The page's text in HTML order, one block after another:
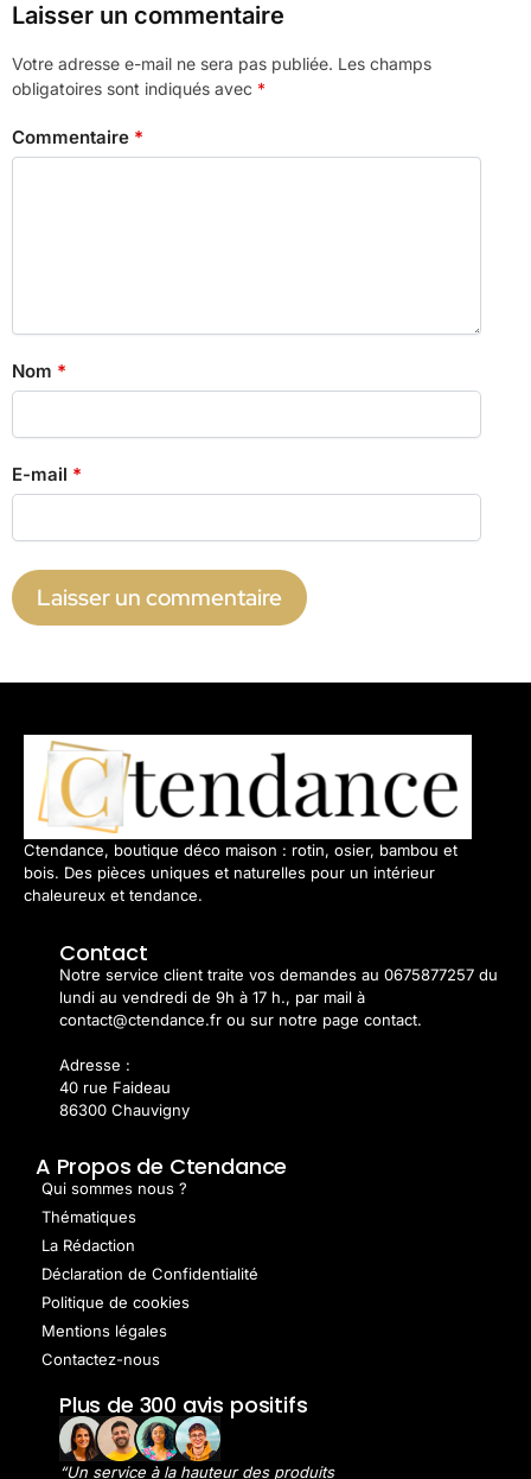
Laisser un commentaire
Votre adresse e-mail ne sera pas publiée. Les champs
obligatoires sont indiqués avec *
Commentaire *
Nom *
E-mail *
Ctendance, boutique déco maison : rotin, osier, bambou et
bois. Des pièces uniques et naturelles pour un intérieur
chaleureux et tendance.
Contact
Notre service client traite vos demandes au 0675877257 du
lundi au vendredi de 9h à 17 h., par mail à
contact@ctendance.fr ou sur notre page contact.
Adresse :
40 rue Faideau
86300 Chauvigny
A Propos de Ctendance
Qui sommes nous ?
Thématiques
La Rédaction
Déclaration de Confidentialité
Politique de cookies
Mentions légales
Contactez-nous
Plus de 300 avis positifs
“Un service à la hauteur des produits